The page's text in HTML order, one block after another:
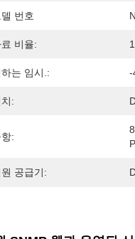
델 번호
료 비율:
하는 임시.: -
:
:
원 공급기: